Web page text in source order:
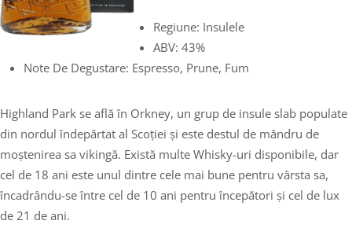
Regiune: Insulele
ABV: 43%
Note De Degustare: Espresso, Prune, Fum
Highland Park se află în Orkney, un grup de insule slab populate
din nordul îndepărtat al Scoției și este destul de mândru de
moștenirea sa vikingă. Există multe Whisky-uri disponibile, dar
cel de 18 ani este unul dintre cele mai bune pentru vârsta sa,
încadrându-se între cel de 10 ani pentru începători și cel de lux
de 21 de ani.